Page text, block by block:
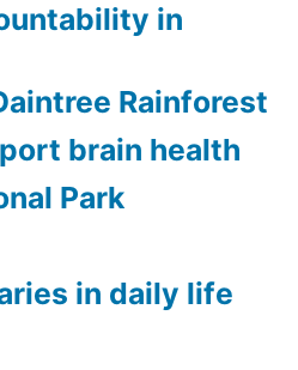
in
Rainforest
brain health
Park
in daily life